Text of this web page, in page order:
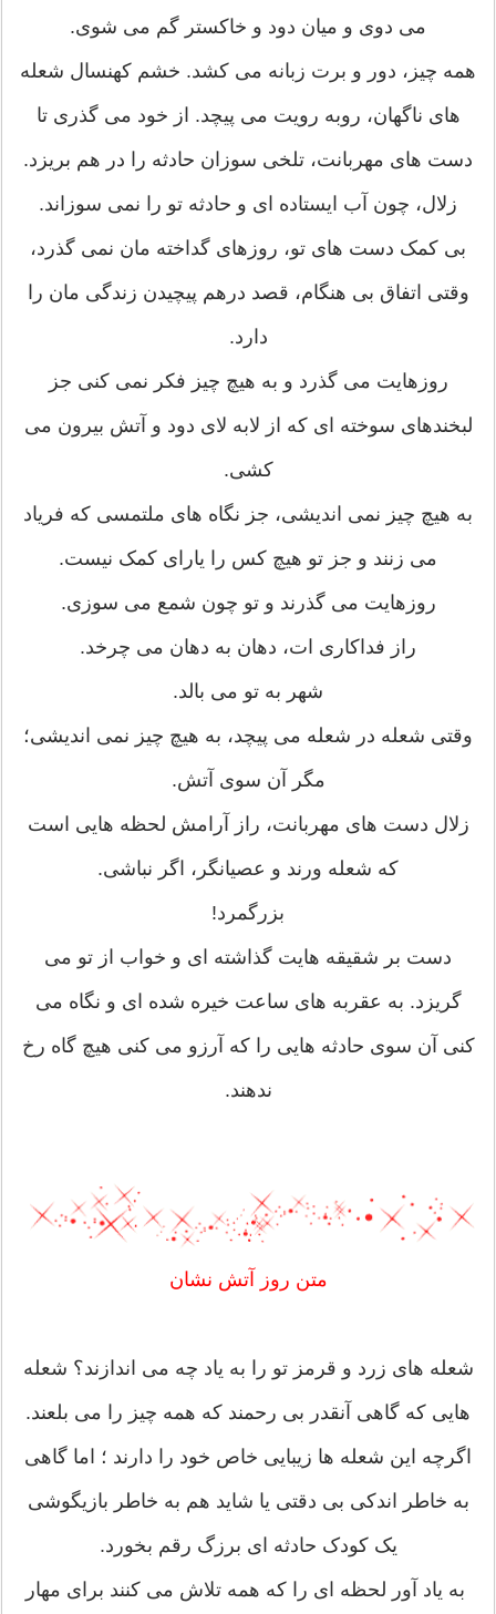
می دوی و میان دود و خاکستر گم می شوی.
همه چیز، دور و برت زبانه می کشد. خشم کهنسال شعله
های ناگهان، روبه رویت می پیچد. از خود می گذری تا
دست های مهربانت، تلخی سوزان حادثه را در هم بریزد.
زلال، چون آب ایستاده ای و حادثه تو را نمی سوزاند.
بی کمک دست های تو، روزهای گداخته مان نمی گذرد،
وقتی اتفاق بی هنگام، قصد درهم پیچیدن زندگی مان را
دارد.
روزهایت می گذرد و به هیچ چیز فکر نمی کنی جز
لبخندهای سوخته ای که از لابه لای دود و آتش بیرون می
کشی.
به هیچ چیز نمی اندیشی، جز نگاه های ملتمسی که فریاد
می زنند و جز تو هیچ کس را یارای کمک نیست.
روزهایت می گذرند و تو چون شمع می سوزی.
راز فداکاری ات، دهان به دهان می چرخد.
شهر به تو می بالد.
وقتی شعله در شعله می پیچد، به هیچ چیز نمی اندیشی؛
مگر آن سوی آتش.
زلال دست های مهربانت، راز آرامش لحظه هایی است
که شعله ورند و عصیانگر، اگر نباشی.
بزرگمرد!
دست بر شقیقه هایت گذاشته ای و خواب از تو می
گریزد. به عقربه های ساعت خیره شده ای و نگاه می
کنی آن سوی حادثه هایی را که آرزو می کنی هیچ گاه رخ
ندهند.
متن روز آتش نشان
شعله های زرد و قرمز تو را به یاد چه می اندازند؟ شعله
هایی که گاهی آنقدر بی رحمند که همه چیز را می بلعند.
اگرچه این شعله ها زیبایی خاص خود را دارند ؛ اما گاهی
به خاطر اندکی بی دقتی یا شاید هم به خاطر بازیگوشی
یک کودک حادثه ای برزگ رقم بخورد.
به یاد آور لحظه ای را که همه تلاش می کنند برای مهار